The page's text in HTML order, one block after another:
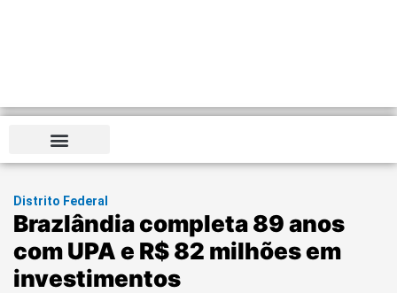
Distrito Federal
Brazlândia completa 89 anos
com UPA e R$ 82 milhões em
investimentos